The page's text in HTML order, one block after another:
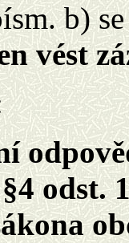
b)
vést
odst.